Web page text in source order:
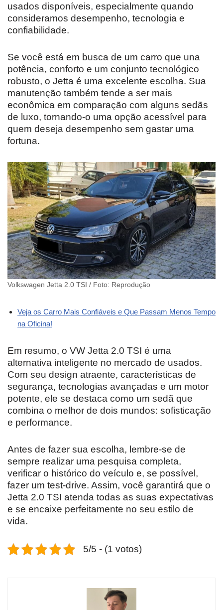
usados disponíveis, especialmente quando
consideramos desempenho, tecnologia e
confiabilidade.
Se você está em busca de um carro que una
potência, conforto e um conjunto tecnológico
robusto, o Jetta é uma excelente escolha. Sua
manutenção também tende a ser mais
econômica em comparação com alguns sedãs
de luxo, tornando-o uma opção acessível para
quem deseja desempenho sem gastar uma
fortuna.
Volkswagen Jetta 2.0 TSI / Foto: Reprodução
Veja os Carro Mais Confiáveis e Que Passam Menos Tempo
na Oficina!
Em resumo, o VW Jetta 2.0 TSI é uma
alternativa inteligente no mercado de usados.
Com seu design atraente, características de
segurança, tecnologias avançadas e um motor
potente, ele se destaca como um sedã que
combina o melhor de dois mundos: sofisticação
e performance.
Antes de fazer sua escolha, lembre-se de
sempre realizar uma pesquisa completa,
verificar o histórico do veículo e, se possível,
fazer um test-drive. Assim, você garantirá que o
Jetta 2.0 TSI atenda todas as suas expectativas
e se encaixe perfeitamente no seu estilo de
vida.
5/5 - (1 votos)